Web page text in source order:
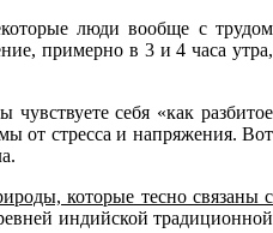
люди вообще с трудом
примерно в 3 и 4 часа утра,
себя «как разбитое
от стресса и напряжения. Вот
которые тесно связаны с
индийской традиционной